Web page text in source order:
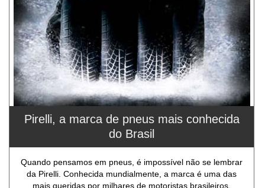
Pirelli, a marca de pneus mais conhecida
do Brasil
Quando pensamos em pneus, é impossível não se lembrar
da Pirelli. Conhecida mundialmente, a marca é uma das
mais queridas por milhares de motoristas brasileiros.